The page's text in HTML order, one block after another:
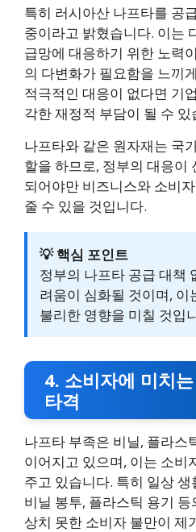
특히 러시아산 나프타를 공
중이라고 밝혔습니다. 이는
급망에 대응하기 위한 노력
의 다변화가 필요함을 느끼
적극적인 대응이 없다면 기
각한 재정적 부담이 될 수 있
나프타와 같은 원자재는 국
할을 하므로, 정부의 대응이
되어야만 비즈니스와 소비
줄 수 있을 것입니다.
💡 핵심 포인트
정부의 나프타 공급 대책
려움이 심화될 것이며,
불리한 영향을 미칠 것입
4. 소비자에 미치
타격
나프타 부족은 비닐, 플라스
이어지고 있으며, 이는 소비
주고 있습니다. 특히 일상
비닐 봉투, 플라스틱 용기
상치 못한 소비자 불만이 제